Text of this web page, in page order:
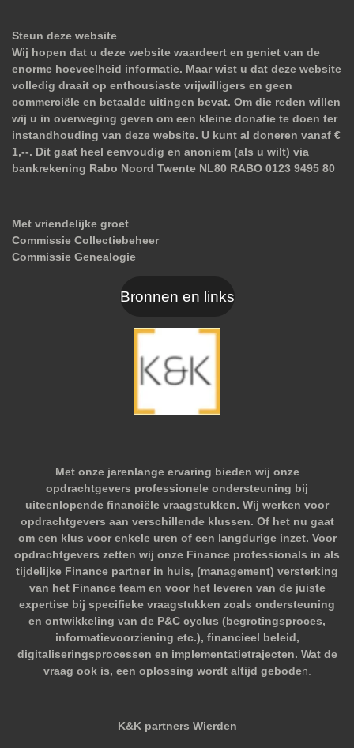
Steun deze website
Wij hopen dat u deze website waardeert en geniet van de
enorme hoeveelheid informatie. Maar wist u dat deze website
volledig draait op enthousiaste vrijwilligers en geen
commerciële en betaalde uitingen bevat. Om die reden willen
wij u in overweging geven om een kleine donatie te doen ter
instandhouding van deze website. U kunt al doneren vanaf €
1,--. Dit gaat heel eenvoudig en anoniem (als u wilt) via
bankrekening Rabo Noord Twente NL80 RABO 0123 9495 80
Met vriendelijke groet
Commissie Collectiebeheer
Commissie Genealogie
Bronnen en links
Met onze jarenlange ervaring bieden wij onze
opdrachtgevers professionele ondersteuning bij
uiteenlopende financiële vraagstukken. Wij werken voor
opdrachtgevers aan verschillende klussen. Of het nu gaat
om een klus voor enkele uren of een langdurige inzet. Voor
opdrachtgevers zetten wij onze Finance professionals in als
tijdelijke Finance partner in huis, (management) versterking
van het Finance team en voor het leveren van de juiste
expertise bij specifieke vraagstukken zoals ondersteuning
en ontwikkeling van de P&C cyclus (begrotingsproces,
informatievoorziening etc.), financieel beleid,
digitaliseringsprocessen en implementatietrajecten. Wat de
vraag ook is, een oplossing wordt altijd geboden.
K&K partners Wierden